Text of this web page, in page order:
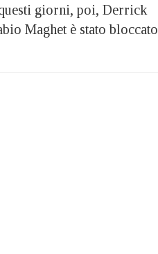
giorni, poi, Derrick
Maghet è stato bloccato